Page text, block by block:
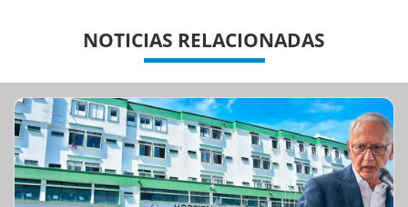
NOTICIAS RELACIONADAS